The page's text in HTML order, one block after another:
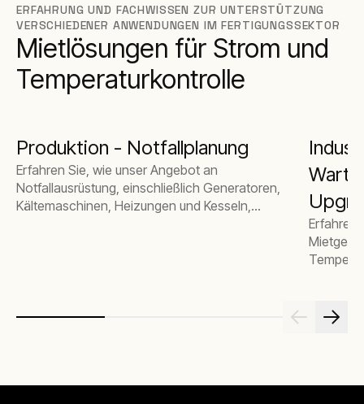
ERFAHRUNG UND FACHWISSEN ZUR UNTERSTÜTZUNG
VERSCHIEDENER ANWENDUNGEN IM FERTIGUNGSSEKTOR
Mietlösungen für Strom und
Temperaturkontrolle
Produktion - Notfallplanung
Erfahren Sie, wie unser Angebot an
Notfallausrüstung, einschließlich Generatoren,
Kältemaschinen, Heizungen und Kesseln,
Erfahren